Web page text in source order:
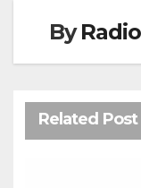
By
Related Post